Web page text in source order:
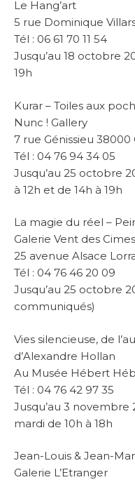
Le Hang’art
5 rue Dominique
Tél : 06 61 70 11 54
Jusqu’au 18 octobre
19h
Kurar – Toiles aux
Nunc ! Gallery
7 rue Génissieu
Tél : 04 76 94 34 05
Jusqu’au 25 octobre
à 12h et de 14h à 19h
La magie du réel –
Galerie Vent des Cimes
25 avenue Alsace
Tél : 04 76 46 20 09
Jusqu’au 25 octobre
communiqués)
Vies silencieuse, de
d’Alexandre Hollan
Au Musée Hébert
Tél : 04 76 42 97 35
Jusqu’au 3 novembre
mardi de 10h à 18h
Jean-Louis & Jean-
Galerie L’Etranger